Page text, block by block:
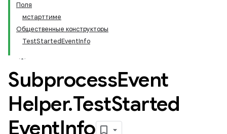
Поля
мстарттиме
Общественные конструкторы
TestStartedEventInfo
SubprocessEvent
Helper.TestStarted
EventInfo